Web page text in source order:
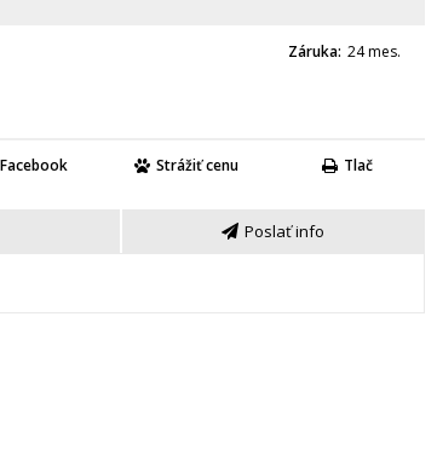
Záruka 24 mes.
Facebook Strážiť cenu Tlač
Poslať info